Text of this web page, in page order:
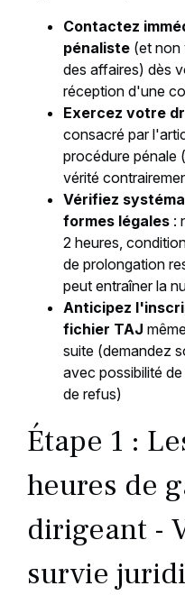
Contactez
pénaliste(et non
des affaires) dès
réception d'une
Exercez votre
consacré par
procédure pénale
vérité
Vérifiez
formes légales:
2 heures,
de prolongation
peut entraîner la
Anticipez
fichier TAJ
suite (demandez
avec possibilité
de refus)
Étape 1 :
heures de
dirigeant -
survie